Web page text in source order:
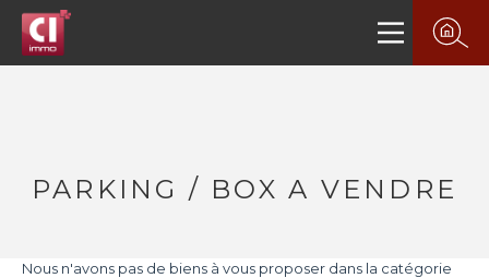
PARKING / BOX A VENDRE
Nous n'avons pas de biens à vous proposer dans la catégorie